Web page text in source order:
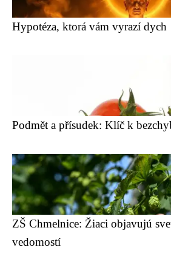
Hypotéza, ktorá vám vyrazí dych
Podmět a přísudek: Klíč k
ZŠ Chmelnice: Žiaci objavujú
vedomostí